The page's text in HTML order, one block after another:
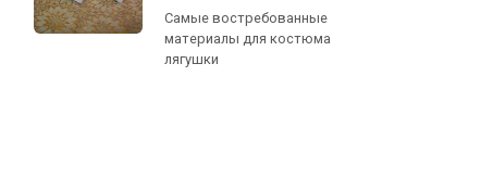
Самые востребованные
материалы для костюма
лягушки